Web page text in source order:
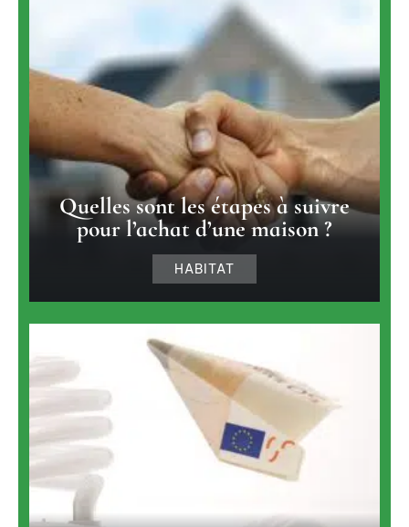
Quelles sont les étapes à suivre
pour l’achat d’une maison ?
HABITAT